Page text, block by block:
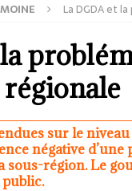
La DGDA et
sur le
négative
sous-région. Le